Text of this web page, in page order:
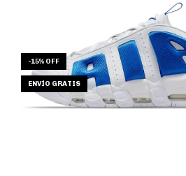
-15% OFF
ENVÍO GRATIS